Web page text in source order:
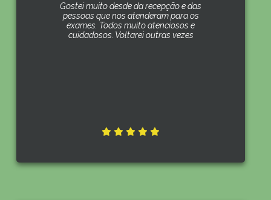
Gostei muito desde da recepção e das
pessoas que nos atenderam para os
exames. Todos muito atenciosos e
cuidadosos. Voltarei outras vezes